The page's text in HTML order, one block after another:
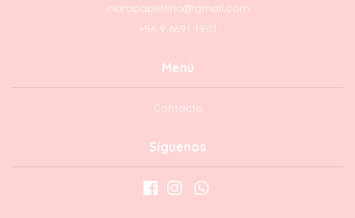
inarapapeleria@gmail.com
+56 9 6691 1901
Menú
Contacto
Síguenos